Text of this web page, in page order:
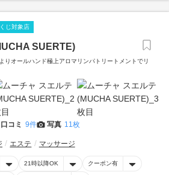
じ対象店
SUERTE)
りオールハンド極上アロマリンパトリートメントでリ
口コミ 9件 写真 11枚
エステ マッサージ
21時以降OK クーポン有